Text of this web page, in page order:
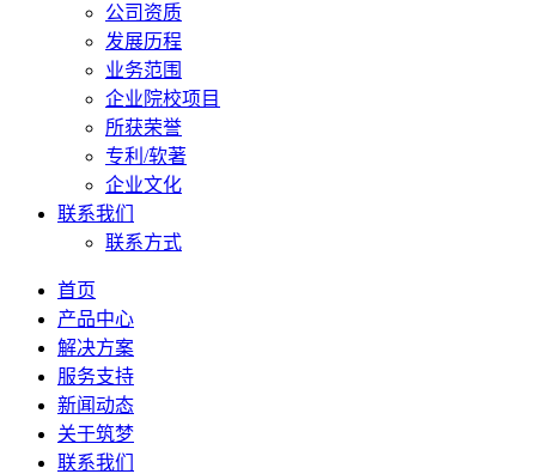
公司资质
发展历程
业务范围
企业院校项目
所获荣誉
专利/软著
企业文化
联系我们
联系方式
首页
产品中心
解决方案
服务支持
新闻动态
关于筑梦
联系我们